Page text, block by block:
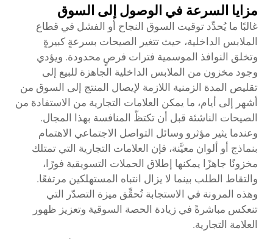
مزايا السرعة في الوصول إلى السوق
غالبًا ما يُحدِّد توقيت السوق النجاح أو الفشل في قطاع
الملابس الداخلية، حيث تتغير الصيحات بسرعةٍ كبيرةٍ
وتخلق النوافذ الموسمية فترات فرصٍ محدودة. ويؤدي
وجود مخزون من الملابس الداخلية الجاهزة للبيع إلى
تقليص المدة الزمنية اللازمة لإيصال المنتج إلى السوق من
أشهر إلى أيام، ما يمكن العلامات التجارية من الاستفادة من
الصيحات الناشئة قبل أن تكتظّ المنافسة بهذا المجال.
وعندما يثير مؤثرو وسائل التواصل الاجتماعي الاهتمام
بنماذج أو ألوان معيَّنة، فإن العلامات التجارية التي تمتلك
مخزونًا جاهزًا يمكنها إطلاق الحملات التسويقية فورًا،
والتقاط الطلب بينما لا يزال انتباه المستهلكين مرتفعًا.
وهذه المرونة في الاستجابة تُحقِّق ميزة التصدّر التي
تنعكس مباشرةً في زيادة الحصة السوقية وتعزيز ظهور
العلامة التجارية.